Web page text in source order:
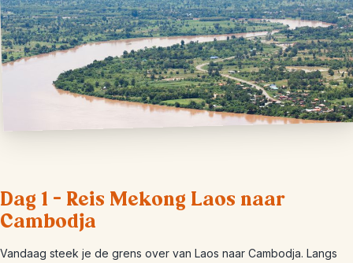
Dag 1 – Reis Mekong Laos naar
Cambodja
Vandaag steek je de grens over van Laos naar Cambodja. Langs